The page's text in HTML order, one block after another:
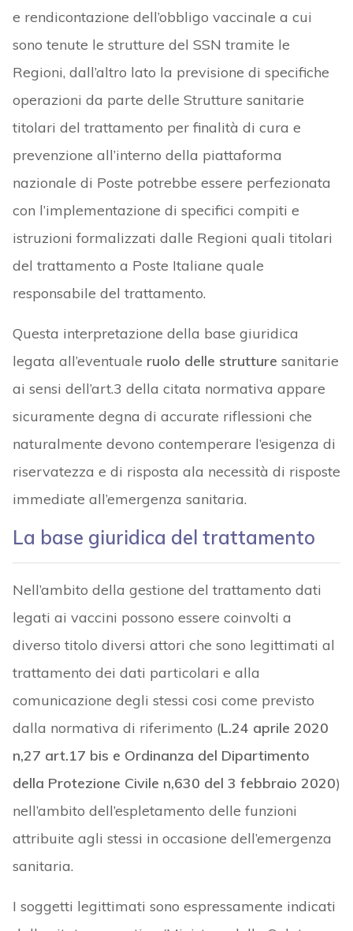
e rendicontazione dell’obbligo vaccinale a cui
sono tenute le strutture del SSN tramite le
Regioni, dall’altro lato la previsione di specifiche
operazioni da parte delle Strutture sanitarie
titolari del trattamento per finalità di cura e
prevenzione all’interno della piattaforma
nazionale di Poste potrebbe essere perfezionata
con l’implementazione di specifici compiti e
istruzioni formalizzati dalle Regioni quali titolari
del trattamento a Poste Italiane quale
responsabile del trattamento.
Questa interpretazione della base giuridica
legata all’eventuale ruolo delle strutture sanitarie
ai sensi dell’art.3 della citata normativa appare
sicuramente degna di accurate riflessioni che
naturalmente devono contemperare l’esigenza di
riservatezza e di risposta ala necessità di risposte
immediate all’emergenza sanitaria.
La base giuridica del trattamento
Nell’ambito della gestione del trattamento dati
legati ai vaccini possono essere coinvolti a
diverso titolo diversi attori che sono legittimati al
trattamento dei dati particolari e alla
comunicazione degli stessi cosi come previsto
dalla normativa di riferimento (L.24 aprile 2020
n,27 art.17 bis e Ordinanza del Dipartimento
della Protezione Civile n,630 del 3 febbraio 2020)
nell’ambito dell’espletamento delle funzioni
attribuite agli stessi in occasione dell’emergenza
sanitaria.
I soggetti legittimati sono espressamente indicati